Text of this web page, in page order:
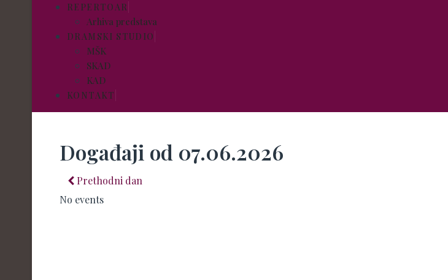
REPERTOAR
Arhiva predstava
DRAMSKI STUDIO
MŠK
SKAD
KAD
KONTAKT
Događaji od 07.06.2026
Prethodni dan
No events